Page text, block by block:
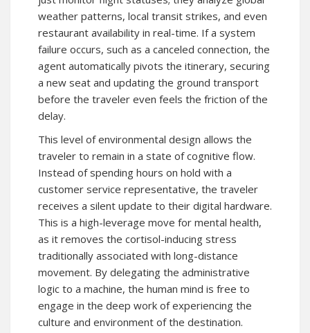
weather patterns, local transit strikes, and even
restaurant availability in real-time. If a system
failure occurs, such as a canceled connection, the
agent automatically pivots the itinerary, securing
a new seat and updating the ground transport
before the traveler even feels the friction of the
delay.
This level of environmental design allows the
traveler to remain in a state of cognitive flow.
Instead of spending hours on hold with a
customer service representative, the traveler
receives a silent update to their digital hardware.
This is a high-leverage move for mental health,
as it removes the cortisol-inducing stress
traditionally associated with long-distance
movement. By delegating the administrative
logic to a machine, the human mind is free to
engage in the deep work of experiencing the
culture and environment of the destination.